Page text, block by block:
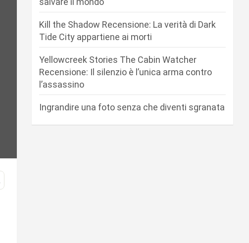
Kill the Shadow Recensione: La verità di Dark
Tide City appartiene ai morti
Yellowcreek Stories The Cabin Watcher
Recensione: Il silenzio è l’unica arma contro
l’assassino
Ingrandire una foto senza che diventi sgranata